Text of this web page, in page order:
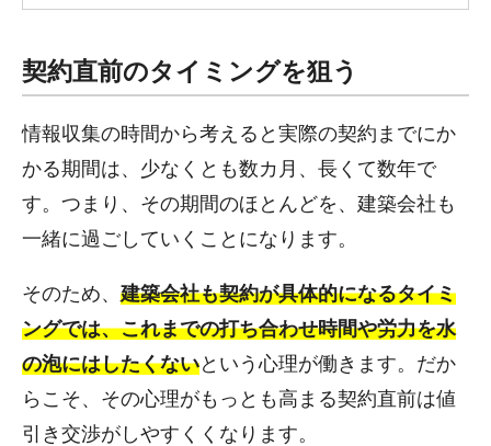
契約直前のタイミングを狙う
情報収集の時間から考えると実際の契約までにか
かる期間は、少なくとも数カ月、長くて数年で
す。つまり、その期間のほとんどを、建築会社も
一緒に過ごしていくことになります。
そのため、 建築会社も契約が具体的になるタイミ
ングでは、これまでの打ち合わせ時間や労力を水
の泡にはしたくないという心理が働きます。だか
らこそ、その心理がもっとも高まる契約直前は値
引き交渉がしやすくくなります。